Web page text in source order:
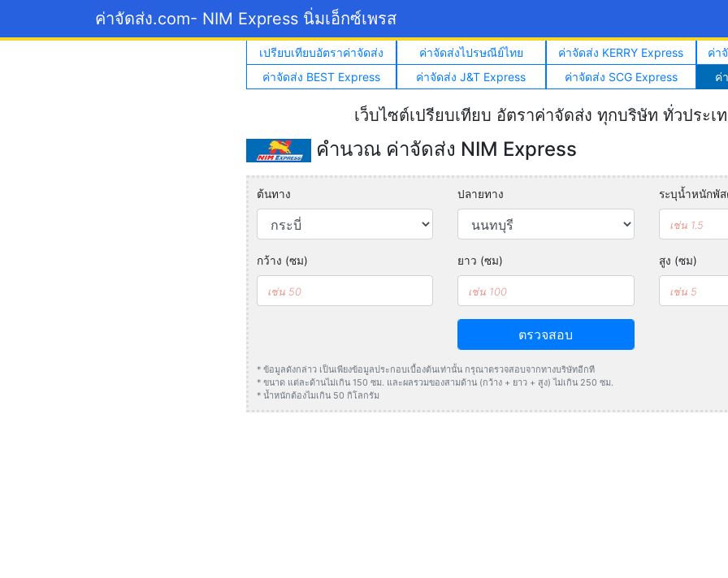
ค่าจัดส่ง.com- NIM Express นิ่มเอ็กซ์เพรส
เปรียบเทียบอัตราค่าจัดส่ง ค่าจัดส่งไปรษณีย์ไทย ค่าจัดส่ง KERRY Express
ค่า
ค่าจัดส่ง BEST Express
ค่าจัดส่ง J&T Express ค่าจัดส่ง SCG Express ค่
เว็บไซต์เปรียบเทียบ อัตราค่าจัดส่ง ทุกบริษัท ทั่วประเ
คำนวณ ค่าจัดส่ง NIM Express
ต้นทาง ปลายทาง ระบุน้ำหนักพั
กว้าง (ซม) ยาว (ซม) สูง (ซม)
ตรวจสอบ
* ข้อมูลดังกล่าว เป็นเพียงข้อมูลประกอบเบื้องต้นเท่านั้น กรุณาตรวจสอบจากทางบริษัทอีกที
* ขนาด แต่ละด้านไม่เกิน 150 ซม. และผลรวมของสามด้าน (กว้าง + ยาว + สูง) ไม่เกิน 250 ซม.
* น้ำหนักต้องไมเกิน 50 กิโลกรัม